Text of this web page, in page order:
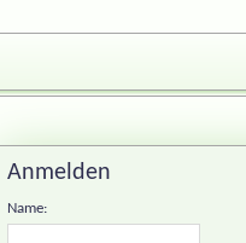
Anmelden
Name: